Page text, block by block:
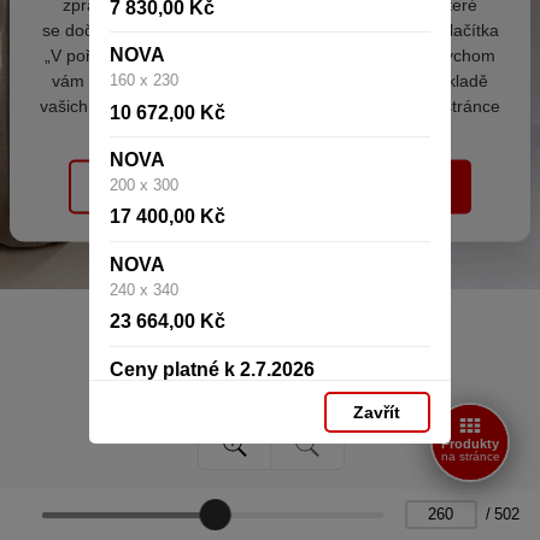
7 830,00 Kč
NOVA
160 x 230
10 672,00 Kč
NOVA
200 x 300
17 400,00 Kč
NOVA
240 x 340
23 664,00 Kč
Ceny platné k 2.7.2026
Zavřít
/ 502
Produkty
na stránce
zpracováním souborů cookies - malých souborů, které
se dočasně ukládají ve vašem prohlížeči. Stisknutím tlačítka
„V pořádku“ souhlasíte s nastavením cookies tak, abychom
vám poskytovali smysluplné a užitečné služby na základě
vašich údajů. Svůj souhlas můžete kdykoli změnit na stránce
Spravovat cookies